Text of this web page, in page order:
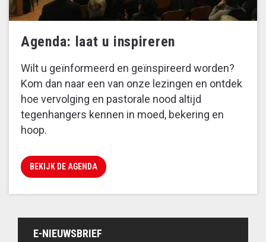
Agenda: laat u inspireren
Wilt u geïnformeerd en geïnspireerd worden?
Kom dan naar een van onze lezingen en ontdek
hoe vervolging en pastorale nood altijd
tegenhangers kennen in moed, bekering en
hoop.
BEKIJK DE AGENDA
E-NIEUWSBRIEF